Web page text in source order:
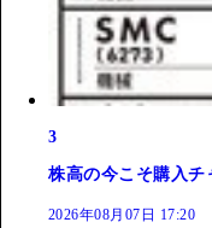
3
株高の今こそ購入
2026年08月07日 17:20